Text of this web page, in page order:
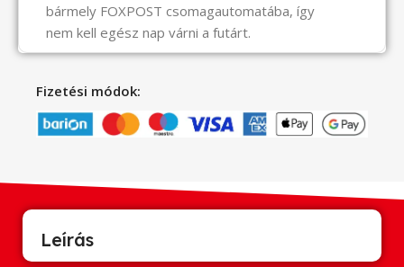
bármely FOXPOST csomagautomatába, így
nem kell egész nap várni a futárt.
Fizetési módok:
Leírás